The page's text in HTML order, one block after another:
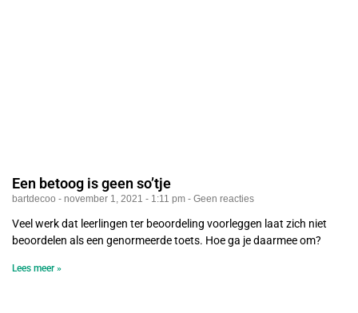
Een betoog is geen so’tje
bartdecoo november 1, 2021 1:11 pm Geen reacties
Veel werk dat leerlingen ter beoordeling voorleggen laat zich niet
beoordelen als een genormeerde toets. Hoe ga je daarmee om?
Lees meer »